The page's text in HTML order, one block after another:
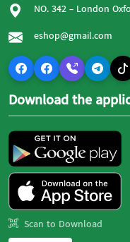
NO. 342 - London
eshop@gmail.com
Download the
Scan to Download